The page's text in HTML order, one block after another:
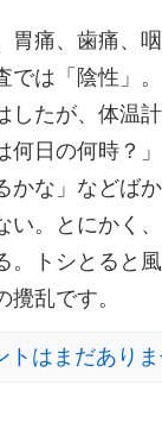
胃痛、歯痛、
では「陰性」
したが、体温
何日の何時？
かな」などば
い。とにかく
。トシとると
乱です。
トはまだあり